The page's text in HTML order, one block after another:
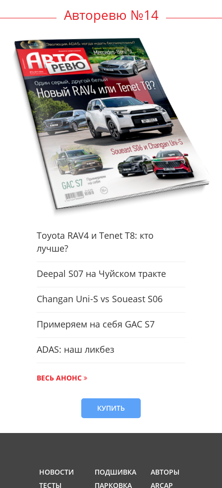
Авторевю №14
Toyota RAV4 и Tenet T8: кто
лучше?
Deepal S07 на Чуйском тракте
Changan Uni-S vs Soueast S06
Примеряем на себя GAC S7
ADAS: наш ликбез
ВЕСЬ АНОНС
КУПИТЬ
НОВОСТИ
ТЕСТЫ
ПОДШИВКА
ПАРКОВКА
АВТОРЫ
ARCAP